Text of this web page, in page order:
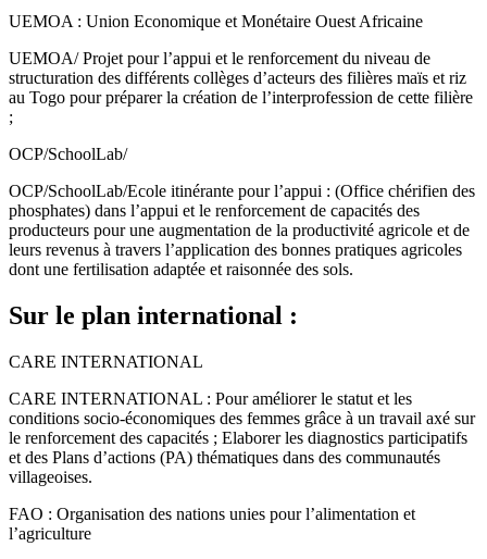
UEMOA : Union Economique et Monétaire Ouest Africaine
UEMOA/ Projet pour l’appui et le renforcement du niveau de
structuration des différents collèges d’acteurs des filières maïs et riz
au Togo pour préparer la création de l’interprofession de cette filière
;
OCP/SchoolLab/
OCP/SchoolLab/Ecole itinérante pour l’appui : (Office chérifien des
phosphates) dans l’appui et le renforcement de capacités des
producteurs pour une augmentation de la productivité agricole et de
leurs revenus à travers l’application des bonnes pratiques agricoles
dont une fertilisation adaptée et raisonnée des sols.
Sur le plan international :
CARE INTERNATIONAL
CARE INTERNATIONAL : Pour améliorer le statut et les
conditions socio-économiques des femmes grâce à un travail axé sur
le renforcement des capacités ; Elaborer les diagnostics participatifs
et des Plans d’actions (PA) thématiques dans des communautés
villageoises.
FAO : Organisation des nations unies pour l’alimentation et
l’agriculture